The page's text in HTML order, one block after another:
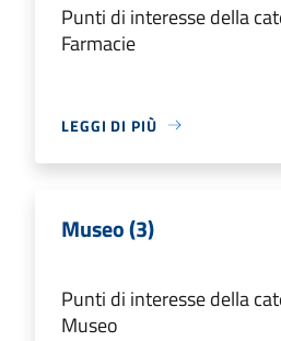
Punti di interesse della
Farmacie
LEGGI DI PIÙ
Museo (3)
Punti di interesse della
Museo